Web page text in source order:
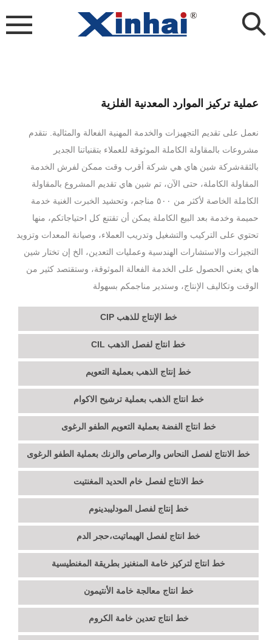
عملية تركيز الموارد المعدنية الفلزية
نعمل على تقديم التجهيزات والخدمة المهنية الفعالة والمثالية. نتقدم
مشروعات بالمقاولة الكاملة الموثوقة للعملاء بتقنياتنا الجدير
بالثقةشركة شين هاي هي شركة أقرب وقت ممكن لفرش الخدمة
المقاولة الكاملة، حتى الآن، تم شين هاي تقديم المشروع بالمقاولة
الكاملة الخاصة لأكثر من ٥٠٠ مناجم، وتحشيد الخبرت الغنية خدمة
حميمة وخدمة بعد البيع الكاملة يمكن أن تقتنع كل احتياجاتكم، منها
تحتوي على التركيب والتشغيل وتدريب العملاء، وصيانة المعدات وتزويد
التجيزات والاستشارات الهندسية وعمليات التعدين، الخ إن تختار شين
هاي يعني الحصول على الخدمة الفعالة الموثوقة، وستقتصد كثير من
الوقت وتكاليف الإنتاج، وستدير مناجمكم بسهولة
خط الإنتاج للذهب CIP
خط انتاج لفصل الذهب CIL
خط إنتاج الذهب بعملية التعويم
خط انتاج الذهب بعملية ترشيح الاكوام
خط انتاج الفضة بعملية التعويم الطفو الرغوى
خط الانتاج لفصل النحاس والرصاص والزنك بعملية الطفو الرغوى
خط الانتاج لفصل خام الحديد المغنتيت
خط إنتاج لفصل المودليبدينوم
خط انتاج لفصل الهيماتيت،حجر الدم
خط انتاج لتركيز خامة المنغنيز بطريقة المغنطيسية
خط انتاج معالجة خامة الأنتيمون
خط انتاج تعدين خامة الكروم